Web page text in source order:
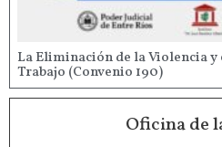
La Eliminación de la Violencia
Trabajo (Convenio 190)
Oficina de